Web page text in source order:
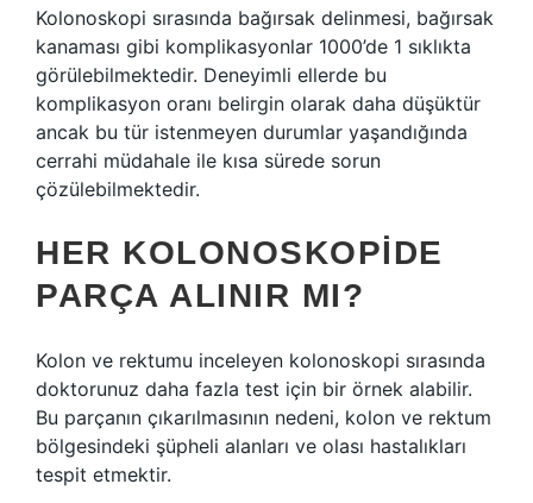
Kolonoskopi sırasında bağırsak delinmesi, bağırsak
kanaması gibi komplikasyonlar 1000’de 1 sıklıkta
görülebilmektedir. Deneyimli ellerde bu
komplikasyon oranı belirgin olarak daha düşüktür
ancak bu tür istenmeyen durumlar yaşandığında
cerrahi müdahale ile kısa sürede sorun
çözülebilmektedir.
HER KOLONOSKOPIDE
PARÇA ALINIR MI?
Kolon ve rektumu inceleyen kolonoskopi sırasında
doktorunuz daha fazla test için bir örnek alabilir.
Bu parçanın çıkarılmasının nedeni, kolon ve rektum
bölgesindeki şüpheli alanları ve olası hastalıkları
tespit etmektir.